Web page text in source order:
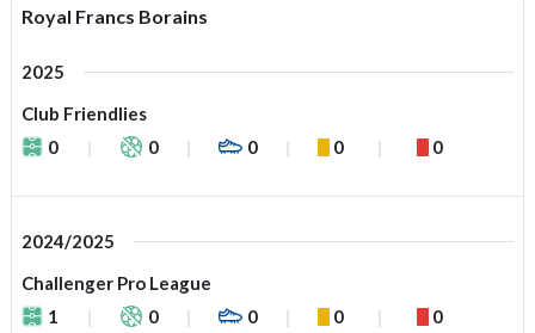
Royal Francs Borains
2025
Club Friendlies
0
0 0 0 0
2024/2025
Challenger Pro League
1
0 0 0 0